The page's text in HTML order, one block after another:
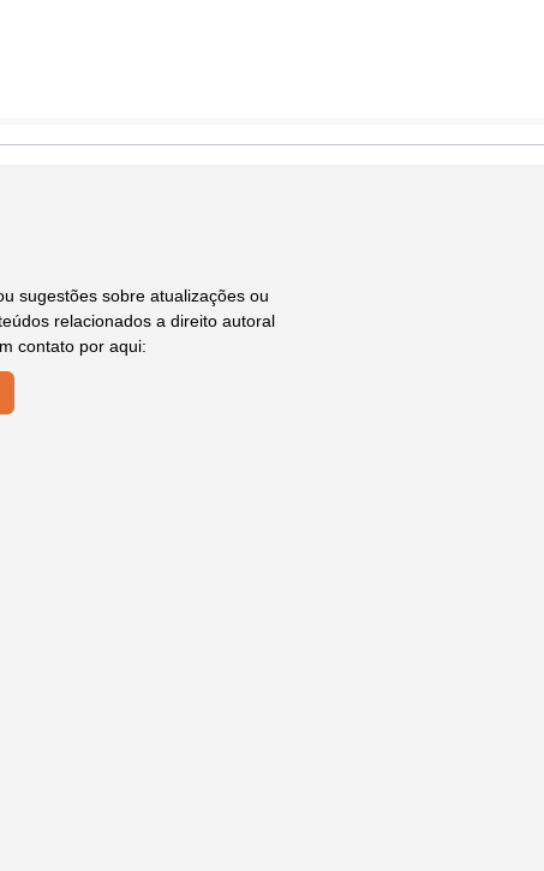
sugestões sobre atualizações ou
relacionados a direito autoral
contato por aqui: